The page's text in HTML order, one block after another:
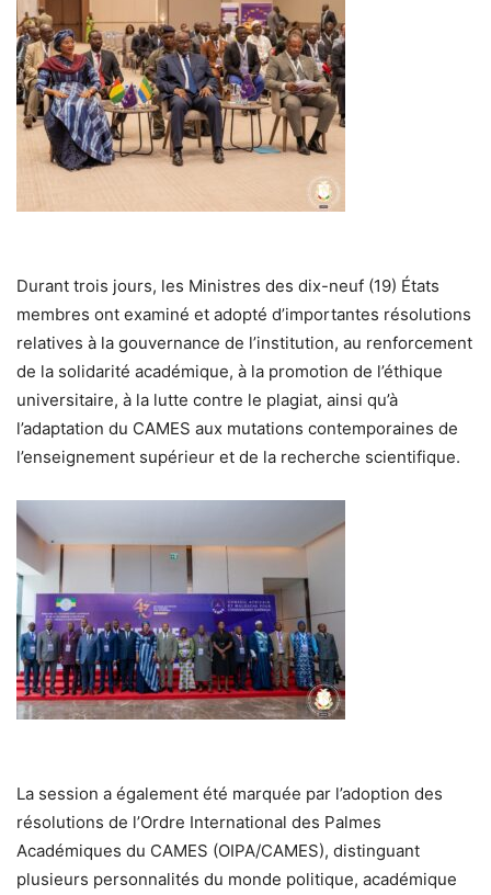
Durant trois jours, les Ministres des dix-neuf (19) États
membres ont examiné et adopté d’importantes résolutions
relatives à la gouvernance de l’institution, au renforcement
de la solidarité académique, à la promotion de l’éthique
universitaire, à la lutte contre le plagiat, ainsi qu’à
l’adaptation du CAMES aux mutations contemporaines de
l’enseignement supérieur et de la recherche scientifique.
La session a également été marquée par l’adoption des
résolutions de l’Ordre International des Palmes
Académiques du CAMES (OIPA/CAMES), distinguant
plusieurs personnalités du monde politique, académique